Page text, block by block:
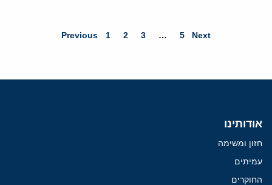
Previous 1 2 3 … 5 Next
אודותינו
חזון ומשימה
עמיתים
החוקרים